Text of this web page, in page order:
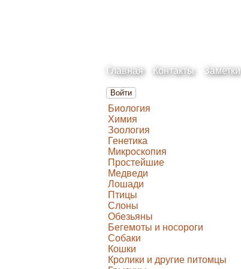
Главная Контакты Заметки
Войти
Биология
Химия
Зоология
Генетика
Микроскопия
Простейшие
Медведи
Лошади
Птицы
Слоны
Обезьяны
Бегемоты и носороги
Собаки
Кошки
Кролики и другие питомцы